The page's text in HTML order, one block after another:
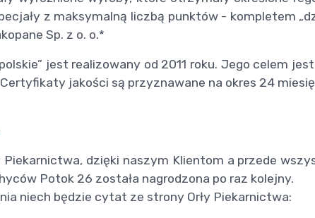
z maksymalną liczbą punktów - kompletem
Sp. z o. o.*
jest realizowany od 2011 roku. Jego celem
jakości są przyznawane na okres 24
Piekarnictwa, dzięki naszym Klientom a przede
Potok 26 została nagrodzona po raz kolejny.
niech będzie cytat ze strony Orły Piekarnictwa: